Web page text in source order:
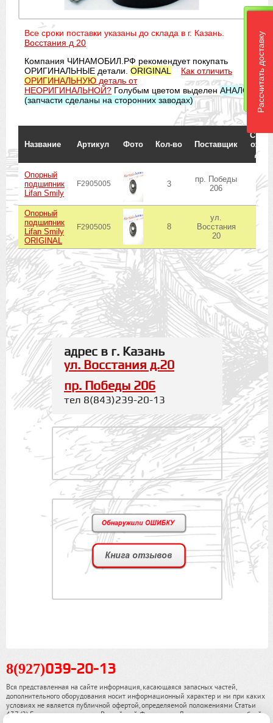
Все сроки поставки указаны до склада в г. Казань.
Восстания д 20
Компания ЧИНАМОБИЛ.РФ рекомендует покупать
ОРИГИНАЛЬНЫЕ детали. ORIGINAL
Как отличить
ОРИГИНАЛЬНУЮ деталь от
НЕОРИГИНАЛЬНОЙ? Голубым цветом выделен АНАЛОГ
(запчасти сделаны на сторонних заводах)
Название Артикул Фото Кол-во Поставщик
Срок
до
Опорный
подшипник
Lifan Smily
F2905005 3
пр. Победы
206
в
Опорный
подшипник
Lifan Smily
ORIGINAL
F2905005 8
ул.
Восстания
20
адрес в г. Казань
ул. Восстания д.20
пр. Победы 206
тел 8(843)239-20-13
.
8(927)039-20-13
Вся представленная на сайте информация, касающаяся запасных частей,
дополнительного оборудования носит информационный характер и ни при каких
условиях не является публичной офертой, определяемой положениями Статьи
437 (2) Гражданского кодекса Российской Федерации. Для получения подробной
Рассчитать доставку